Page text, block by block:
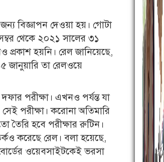
জন্য বিজ্ঞাপন দেওয়া হয়। গোটা
থেকে ২০২১ সালের ৩১
প্রকাশ হয়নি। রেল জানিয়েছে,
জানুয়ারি তা রেলওয়ে
পরীক্ষা। এখনও পর্যন্ত যা
পরীক্ষা। করোনা অতিমারি
তৈরি হবে পরীক্ষার রুটিন।
করেছে রেল। বলা হয়েছে,
ওয়েবসাইটকেই ভরসা